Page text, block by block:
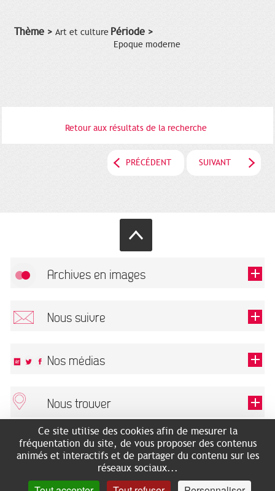
Thème > Art et culture Période >
Epoque moderne
Retour aux résultats de la recherche
PRÉCÉDENT SUIVANT
Archives en images
Nous suivre
Ce champ est exigé.
Nos médias
Nous trouver
ARCHIVES MUNICIPALES
2 rue des Archives
Accès mobilité réduite :
RECHERCHES GÉNÉALOGIQUES
NOUS CONNAÎTRE
SERVICE ÉDUCATIF
LES ARCHIVES EN LIGNE
Ce site utilise des cookies afin de mesurer la
fréquentation du site, de vous proposer des contenus
animés et interactifs et de partager du contenu sur les
réseaux sociaux...